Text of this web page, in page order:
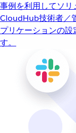
事例を利用してソリ
CloudHub技術者／
プリケーションの
す。